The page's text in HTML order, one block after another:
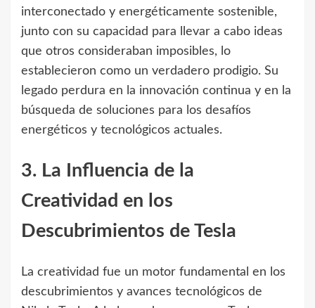
interconectado y energéticamente sostenible,
junto con su capacidad para llevar a cabo ideas
que otros consideraban imposibles, lo
establecieron como un verdadero prodigio. Su
legado perdura en la innovación continua y en la
búsqueda de soluciones para los desafíos
energéticos y tecnológicos actuales.
3. La Influencia de la
Creatividad en los
Descubrimientos de Tesla
La creatividad fue un motor fundamental en los
descubrimientos y avances tecnológicos de